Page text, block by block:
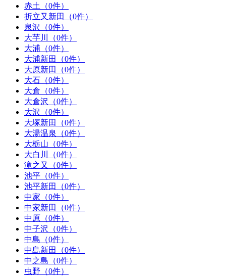
赤土（0件）
折立又新田（0件）
泉沢（0件）
大芋川（0件）
大浦（0件）
大浦新田（0件）
大原新田（0件）
大石（0件）
大倉（0件）
大倉沢（0件）
大沢（0件）
大塚新田（0件）
大湯温泉（0件）
大栃山（0件）
大白川（0件）
滝之又（0件）
池平（0件）
池平新田（0件）
中家（0件）
中家新田（0件）
中原（0件）
中子沢（0件）
中島（0件）
中島新田（0件）
中之島（0件）
虫野（0件）